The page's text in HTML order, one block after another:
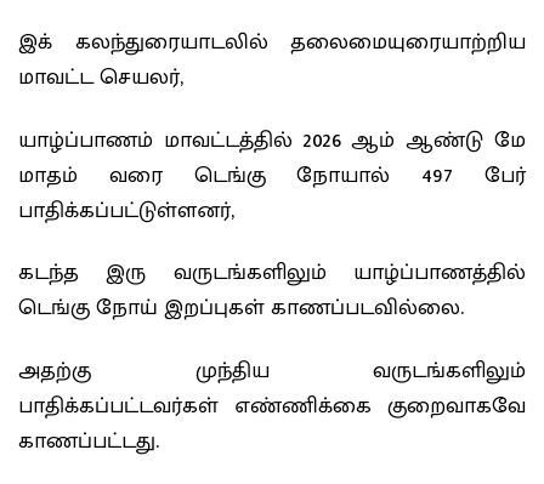
இக் கலந்துரையாடலில் தலைமையுரையாற்றிய
மாவட்ட செயலர்,
யாழ்ப்பாணம் மாவட்டத்தில் 2026 ஆம் ஆண்டு மே
மாதம் வரை டெங்கு நோயால் 497 பேர்
பாதிக்கப்பட்டுள்ளனர்,
கடந்த இரு வருடங்களிலும் யாழ்ப்பாணத்தில்
டெங்கு நோய் இறப்புகள் காணப்படவில்லை.
அதற்கு முந்திய வருடங்களிலும்
பாதிக்கப்பட்டவர்கள் எண்ணிக்கை குறைவாகவே
காணப்பட்டது.